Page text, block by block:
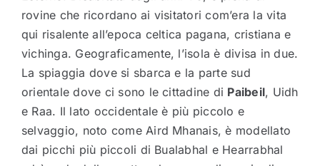
rovine che ricordano ai visitatori com’era la vita
qui risalente all’epoca celtica pagana, cristiana e
vichinga. Geograficamente, l’isola è divisa in due.
La spiaggia dove si sbarca e la parte sud
orientale dove ci sono le cittadine di Paibeil, Uidh
e Raa. Il lato occidentale è più piccolo e
selvaggio, noto come Aird Mhanais, è modellato
dai picchi più piccoli di Bualabhal e Hearrabhal